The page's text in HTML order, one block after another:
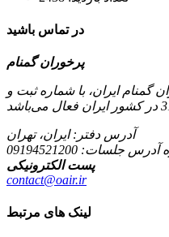
در تماس باشید
پرخوران گمنام
گمنام ایران، با شماره ثبت و
آدرس دفتر: ایران، تهران
آدرس جلسات:
پست الکترونیکی
contact@oair.ir
لینک های مرتبط